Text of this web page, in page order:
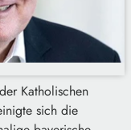
Katholischen
sich die